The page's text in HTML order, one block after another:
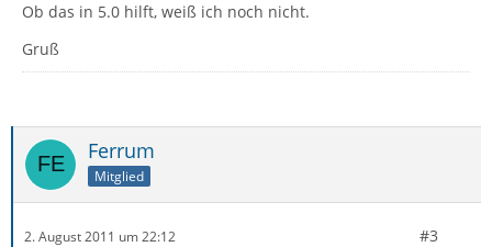
Ob das in 5.0 hilft, weiß ich noch nicht.
Gruß
Ferrum
Mitglied
2. August 2011 um 22:12 #3